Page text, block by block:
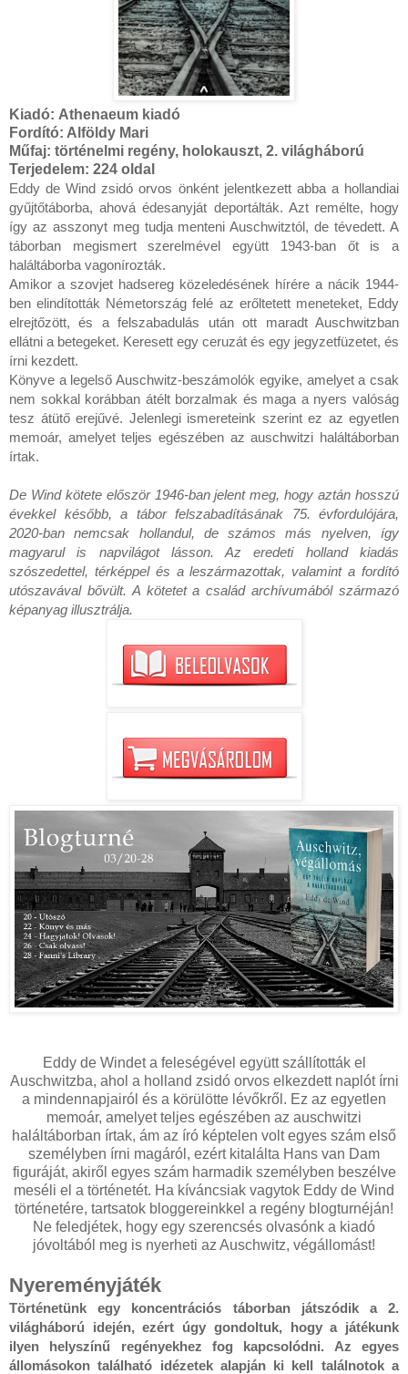
Kiadó: Athenaeum kiadó
Fordító: Alföldy Mari
Műfaj: történelmi regény, holokauszt, 2. világháború
Terjedelem: 224 oldal
Eddy ​de Wind zsidó orvos önként jelentkezett abba a hollandiai
gyűjtőtáborba, ahová édesanyját deportálták. Azt remélte, hogy
így az asszonyt meg tudja menteni Auschwitztól, de tévedett. A
táborban megismert szerelmével együtt 1943-ban őt is a
haláltáborba vagonírozták.
Amikor a szovjet hadsereg közeledésének hírére a nácik 1944-
ben elindították Németország felé az erőltetett meneteket, Eddy
elrejtőzött, és a felszabadulás után ott maradt Auschwitzban
ellátni a betegeket. Keresett egy ceruzát és egy jegyzetfüzetet, és
írni kezdett.
Könyve a legelső Auschwitz-beszámolók egyike, amelyet a csak
nem sokkal korábban átélt borzalmak és maga a nyers valóság
tesz átütő erejűvé. Jelenlegi ismereteink szerint ez az egyetlen
memoár, amelyet teljes egészében az auschwitzi haláltáborban
írtak.
De Wind kötete először 1946-ban jelent meg, hogy aztán hosszú
évekkel később, a tábor felszabadításának 75. évfordulójára,
2020-ban nemcsak hollandul, de számos más nyelven, így
magyarul is napvilágot lásson. Az eredeti holland kiadás
szószedettel, térképpel és a leszármazottak, valamint a fordító
utószavával bővült. A kötetet a család archívumából származó
képanyag illusztrálja.
Eddy ​de Windet a feleségével együtt szállították el
Auschwitzba, ahol a holland zsidó orvos elkezdett naplót írni
a mindennapjairól és a körülötte lévőkről. Ez az egyetlen
memoár, amelyet teljes egészében az auschwitzi
haláltáborban írtak, ám az író képtelen volt egyes szám első
személyben írni magáról, ezért kitalálta Hans van Dam
figuráját, akiről egyes szám harmadik személyben beszélve
meséli el a történetét. Ha kíváncsiak vagytok Eddy de Wind
történetére, tartsatok bloggereinkkel a regény blogturnéján!
Ne feledjétek, hogy egy szerencsés olvasónk a kiadó
jóvoltából meg is nyerheti az Auschwitz, ​végállomást!
Nyereményjáték
Történetünk egy koncentrációs táborban játszódik a 2.
világháború idején, ezért úgy gondoltuk, hogy a játékunk
ilyen helyszínű regényekhez fog kapcsolódni. Az egyes
állomásokon található idézetek alapján ki kell találnotok a